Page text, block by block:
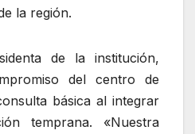
la región.
de la institución,
del centro de
básica al integrar
temprana. «Nuestra